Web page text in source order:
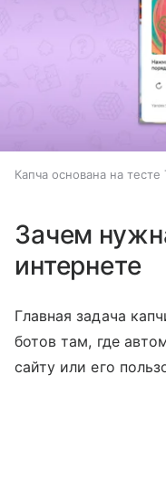
Капча основана на тесте
Зачем
интернете
Главная задача
ботов там, где
сайту или его